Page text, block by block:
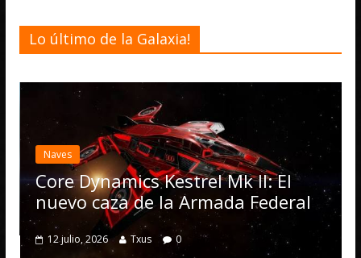
Lo último de la Galaxia!
Naves
Core Dynamics Kestrel Mk II: El
nuevo caza de la Armada Federal
12 julio, 2026 Txus 0